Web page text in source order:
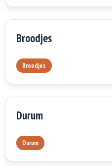
Broodjes
Broodjes
Durum
Durum